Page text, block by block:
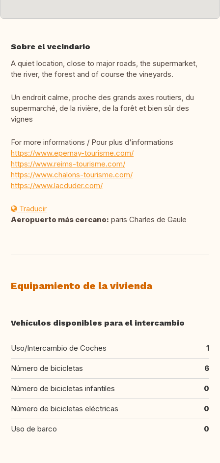
Sobre el vecindario
A quiet location, close to major roads, the supermarket,
the river, the forest and of course the vineyards.
Un endroit calme, proche des grands axes routiers, du
supermarché, de la rivière, de la forêt et bien sûr des
vignes
For more informations / Pour plus d'informations
https://www.epernay-tourisme.com/
https://www.reims-tourisme.com/
https://www.chalons-tourisme.com/
https://www.lacduder.com/
Traducir
Aeropuerto más cercano: paris Charles de Gaule
Equipamiento de la vivienda
Vehículos disponibles para el intercambio
Uso/Intercambio de Coches 1
Número de bicicletas 6
Número de bicicletas infantiles 0
Número de bicicletas eléctricas 0
Uso de barco 0